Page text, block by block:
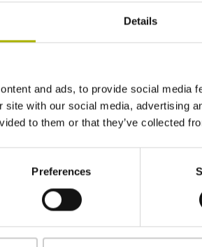
Details
and ads, to provide social media
site with our social media, advertising
to them or that they’ve collected
Preferences